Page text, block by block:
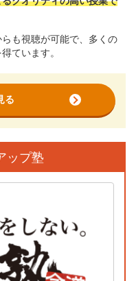
も視聴が可能で、多くの
ています。
る
ップ塾